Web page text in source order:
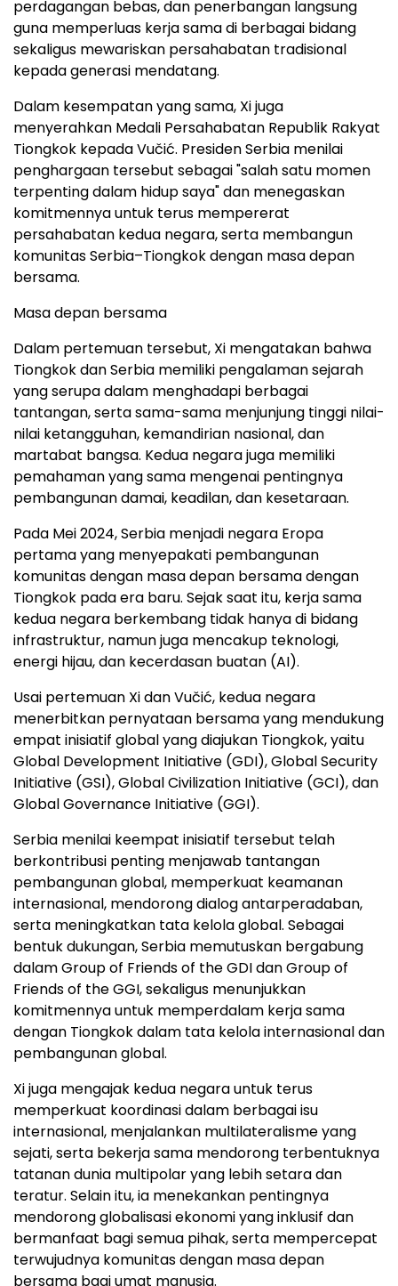
perdagangan bebas, dan penerbangan langsung
guna memperluas kerja sama di berbagai bidang
sekaligus mewariskan persahabatan tradisional
kepada generasi mendatang.
Dalam kesempatan yang sama, Xi juga
menyerahkan Medali Persahabatan Republik Rakyat
Tiongkok kepada Vučić. Presiden Serbia menilai
penghargaan tersebut sebagai "salah satu momen
terpenting dalam hidup saya" dan menegaskan
komitmennya untuk terus mempererat
persahabatan kedua negara, serta membangun
komunitas Serbia–Tiongkok dengan masa depan
bersama.
Masa depan bersama
Dalam pertemuan tersebut, Xi mengatakan bahwa
Tiongkok dan Serbia memiliki pengalaman sejarah
yang serupa dalam menghadapi berbagai
tantangan, serta sama-sama menjunjung tinggi nilai-
nilai ketangguhan, kemandirian nasional, dan
martabat bangsa. Kedua negara juga memiliki
pemahaman yang sama mengenai pentingnya
pembangunan damai, keadilan, dan kesetaraan.
Pada Mei 2024, Serbia menjadi negara Eropa
pertama yang menyepakati pembangunan
komunitas dengan masa depan bersama dengan
Tiongkok pada era baru. Sejak saat itu, kerja sama
kedua negara berkembang tidak hanya di bidang
infrastruktur, namun juga mencakup teknologi,
energi hijau, dan kecerdasan buatan (AI).
Usai pertemuan Xi dan Vučić, kedua negara
menerbitkan pernyataan bersama yang mendukung
empat inisiatif global yang diajukan Tiongkok, yaitu
Global Development Initiative (GDI), Global Security
Initiative (GSI), Global Civilization Initiative (GCI), dan
Global Governance Initiative (GGI).
Serbia menilai keempat inisiatif tersebut telah
berkontribusi penting menjawab tantangan
pembangunan global, memperkuat keamanan
internasional, mendorong dialog antarperadaban,
serta meningkatkan tata kelola global. Sebagai
bentuk dukungan, Serbia memutuskan bergabung
dalam Group of Friends of the GDI dan Group of
Friends of the GGI, sekaligus menunjukkan
komitmennya untuk memperdalam kerja sama
dengan Tiongkok dalam tata kelola internasional dan
pembangunan global.
Xi juga mengajak kedua negara untuk terus
memperkuat koordinasi dalam berbagai isu
internasional, menjalankan multilateralisme yang
sejati, serta bekerja sama mendorong terbentuknya
tatanan dunia multipolar yang lebih setara dan
teratur. Selain itu, ia menekankan pentingnya
mendorong globalisasi ekonomi yang inklusif dan
bermanfaat bagi semua pihak, serta mempercepat
terwujudnya komunitas dengan masa depan
bersama bagi umat manusia.